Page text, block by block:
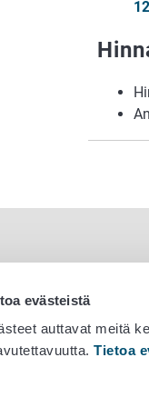
evästeistä
auttavat meitä
Tietoa